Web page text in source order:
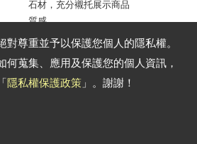
尊重並予以保護您個人的隱私權。
何蒐集、應用及保護您的個人資訊，
隱私權保護政策 」。謝謝！
石材，充分襯托展示商品
質感。
♦ 全系列採用高品質壓縮
機，高效、耐用。